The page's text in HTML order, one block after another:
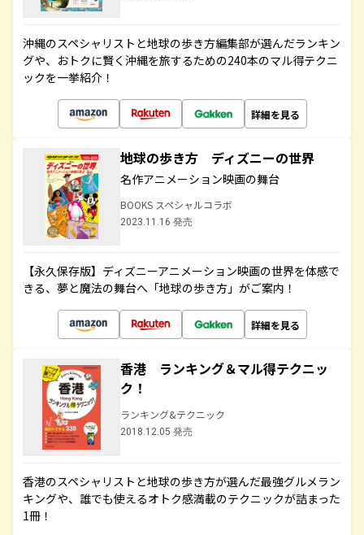
沖縄のスペシャリストと地球の歩き方編集部が選んだランキン
グや、おトクに賢く沖縄を旅するための240本のマル得テクニ
ックを一挙紹介！
詳細を見る
地球の歩き方 ディズニーの世界
名作アニメーション映画の舞台
BOOKS スペシャルコラボ
2023.11.16 発売
【永久保存版】ディズニーアニメーション映画の世界を体感で
きる、夢と魔法の舞台へ「地球の歩き方」がご案内！
詳細を見る
香港 ランキング＆マル得テクニッ
ク！
ランキング&テクニック
2018.12.05 発売
香港のスペシャリストと地球の歩き方が選んだ最強グルメラン
キングや、誰でも使えるオトク感満載のテクニックが詰まった
1冊！